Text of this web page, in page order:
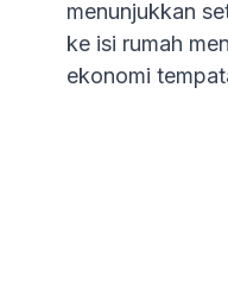
menunjukkan
ke isi rumah
ekonomi